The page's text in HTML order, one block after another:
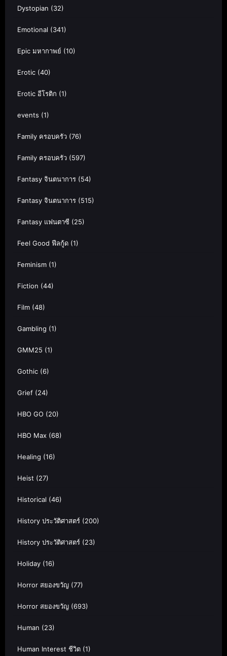
Dystopian (32)
Emotional (341)
Epic มหากาพย์ (10)
Erotic (40)
Erotic อีโรติก (1)
events (1)
Family ครอบครัว (76)
Family ครอบครัว (597)
Fantasy จินตนาการ (54)
Fantasy จินตนาการ (515)
Fantasy แฟนตาซี (25)
Feel Good ฟีลกู้ด (1)
Feminism (1)
Fiction (44)
Film (48)
Gambling (1)
GMM25 (1)
Gothic (6)
Grief (24)
HBO GO (20)
HBO Max (68)
Healing (16)
Heist (27)
Historical (46)
History ประวัติศาสตร์ (200)
History ประวัติศาสตร์ (23)
Holiday (16)
Horror สยองขวัญ (77)
Horror สยองขวัญ (693)
Human (23)
Human Interest ชีวิต (1)